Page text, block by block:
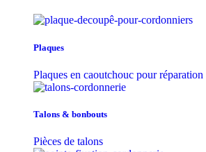
Plaques
Plaques en caoutchouc pour réparation
Talons & bonbouts
Pièces de talons